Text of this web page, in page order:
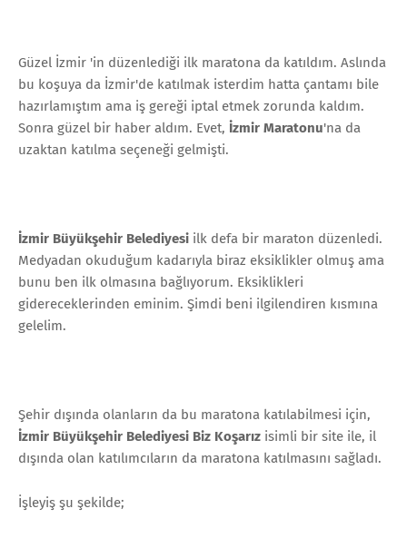
Güzel İzmir 'in düzenlediği ilk maratona da katıldım. Aslında
bu koşuya da İzmir'de katılmak isterdim hatta çantamı bile
hazırlamıştım ama iş gereği iptal etmek zorunda kaldım.
Sonra güzel bir haber aldım. Evet, İzmir Maratonu'na da
uzaktan katılma seçeneği gelmişti.
İzmir Büyükşehir Belediyesi ilk defa bir maraton düzenledi.
Medyadan okuduğum kadarıyla biraz eksiklikler olmuş ama
bunu ben ilk olmasına bağlıyorum. Eksiklikleri
gidereceklerinden eminim. Şimdi beni ilgilendiren kısmına
gelelim.
Şehir dışında olanların da bu maratona katılabilmesi için,
İzmir Büyükşehir Belediyesi Biz Koşarız isimli bir site ile, il
dışında olan katılımcıların da maratona katılmasını sağladı.
İşleyiş şu şekilde;